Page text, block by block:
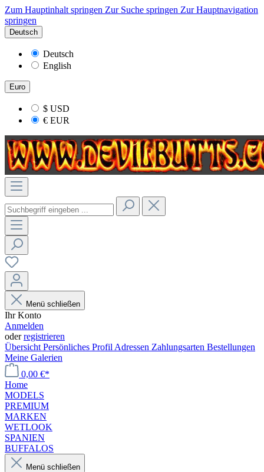
Zum Hauptinhalt springen Zur Suche springen Zur Hauptnavigation
springen
Deutsch
Deutsch
English
Euro
$ USD
€ EUR
Menü schließen
Ihr Konto
Anmelden
oderregistrieren
Übersicht Persönliches Profil Adressen Zahlungsarten Bestellungen
Meine Galerien
0,00 €*
Home
MODELS
PREMIUM
MARKEN
WETLOOK
SPANIEN
BUFFALOS
Menü schließen